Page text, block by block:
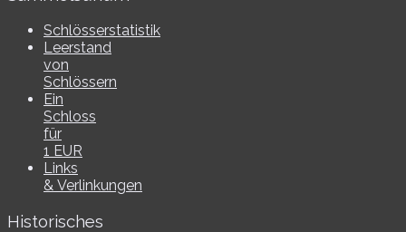
Schlösserstatistik
Leerstand
von
Schlössern
Ein
Schloss
für
1 EUR
Links
& Verlinkungen
Historisches